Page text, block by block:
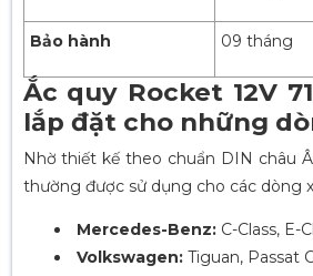
Bảo hành 09 tháng
Ắc quy Rocket 12V
lắp đặt cho những
Nhờ thiết kế theo chuẩn DIN châu
thường được sử dụng cho các dòng
Mercedes-Benz:C-Class, E-
Volkswagen:Tiguan, Passat